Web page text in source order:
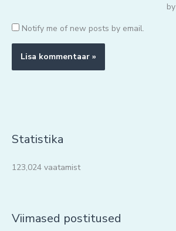
Notify me of new posts by email.
Statistika
123,024 vaatamist
Viimased postitused